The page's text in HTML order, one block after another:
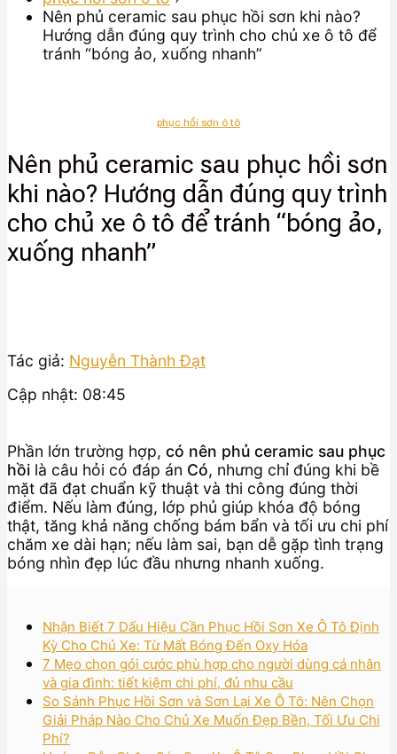
Nên phủ ceramic sau phục hồi sơn khi nào?
Hướng dẫn đúng quy trình cho chủ xe ô tô để
tránh “bóng ảo, xuống nhanh”
phục hồi sơn ô tô
Nên phủ ceramic sau phục hồi sơn
khi nào? Hướng dẫn đúng quy trình
cho chủ xe ô tô để tránh “bóng ảo,
xuống nhanh”
Tác giả: Nguyễn Thành Đạt
Cập nhật: 08:45
Phần lớn trường hợp, có nên phủ ceramic sau phục
hồi là câu hỏi có đáp án Có, nhưng chỉ đúng khi bề
mặt đã đạt chuẩn kỹ thuật và thi công đúng thời
điểm. Nếu làm đúng, lớp phủ giúp khóa độ bóng
thật, tăng khả năng chống bám bẩn và tối ưu chi phí
chăm xe dài hạn; nếu làm sai, bạn dễ gặp tình trạng
bóng nhìn đẹp lúc đầu nhưng nhanh xuống.
Nhận Biết 7 Dấu Hiệu Cần Phục Hồi Sơn Xe Ô Tô Định
Kỳ Cho Chủ Xe: Từ Mất Bóng Đến Oxy Hóa
7 Mẹo chọn gói cước phù hợp cho người dùng cá nhân
và gia đình: tiết kiệm chi phí, đủ nhu cầu
So Sánh Phục Hồi Sơn và Sơn Lại Xe Ô Tô: Nên Chọn
Giải Pháp Nào Cho Chủ Xe Muốn Đẹp Bền, Tối Ưu Chi
Phí?